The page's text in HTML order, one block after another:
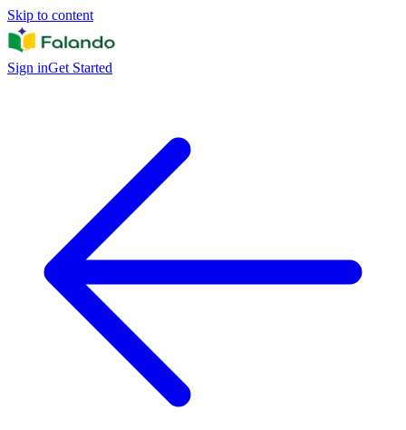
Skip to content
Sign inGet Started